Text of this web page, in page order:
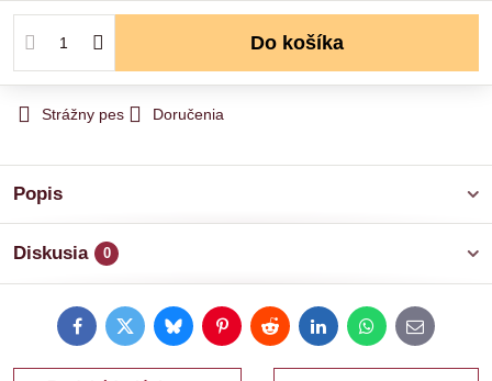
Do košíka
Strážny pes Doručenia
Popis
Diskusia 0
FacebookTwitterBlueskyPinterestRedditLinkedInWhatsApp
E-
mail